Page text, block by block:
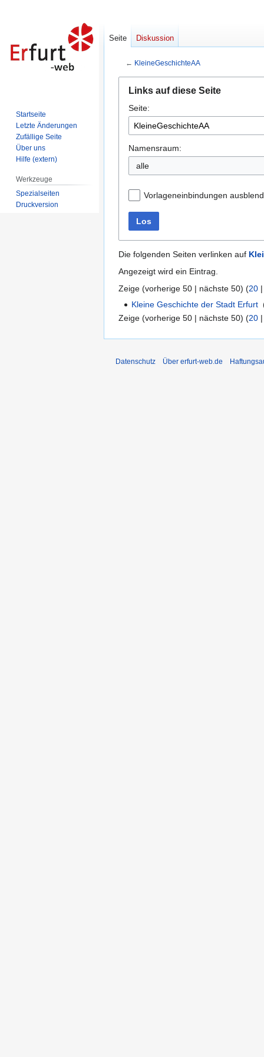
← KleineGeschichteAA
Navigation
springen
Suche
springen
Links auf diese Seite
Seite:
Namensraum:
alle
Vorlageneinbindungen
Los
Die folgenden Seiten verlinken auf
Angezeigt wird ein Eintrag.
Zeige (vorherige 50 | nächste 50) (20
Kleine Geschichte der Stadt Erfurt ‎
Zeige (vorherige 50 | nächste 50) (20
Seite Diskussion
Startseite
Letzte Änderungen
Zufällige Seite
Über uns
Hilfe (extern)
Werkzeuge
Spezialseiten
Druckversion
Datenschutz Über erfurt-web.de